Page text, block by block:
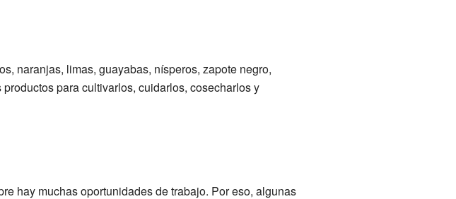
naranjas, limas, guayabas, nísperos, zapote negro,
para cultivarlos, cuidarlos, cosecharlos y
hay muchas oportunidades de trabajo. Por eso, algunas